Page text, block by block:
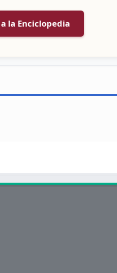
la Enciclopedia